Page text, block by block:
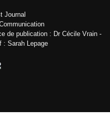
Journal
de publication : Dr Cécile Vrain -
: Sarah Lepage